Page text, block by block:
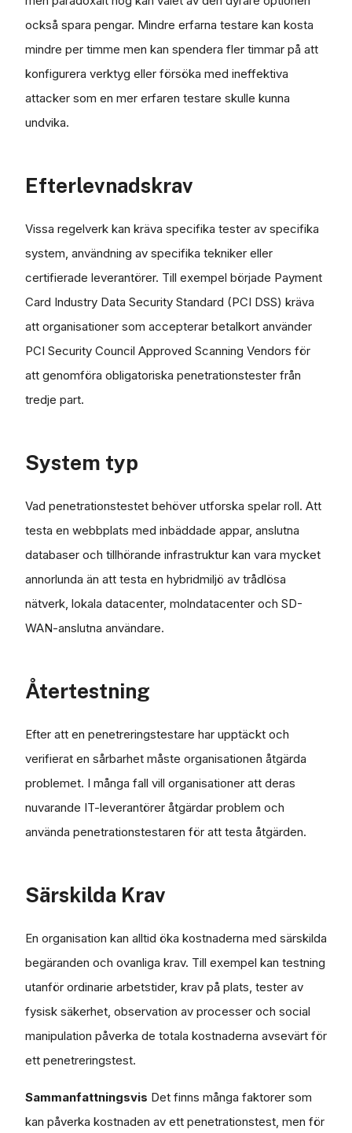
också spara pengar. Mindre erfarna testare kan kosta
mindre per timme men kan spendera fler timmar på att
konfigurera verktyg eller försöka med ineffektiva
attacker som en mer erfaren testare skulle kunna
undvika.
Efterlevnadskrav
Vissa regelverk kan kräva specifika tester av specifika
system, användning av specifika tekniker eller
certifierade leverantörer. Till exempel började Payment
Card Industry Data Security Standard (PCI DSS) kräva
att organisationer som accepterar betalkort använder
PCI Security Council Approved Scanning Vendors för
att genomföra obligatoriska penetrationstester från
tredje part.
System typ
Vad penetrationstestet behöver utforska spelar roll. Att
testa en webbplats med inbäddade appar, anslutna
databaser och tillhörande infrastruktur kan vara mycket
annorlunda än att testa en hybridmiljö av trådlösa
nätverk, lokala datacenter, molndatacenter och SD-
WAN-anslutna användare.
Återtestning
Efter att en penetreringstestare har upptäckt och
verifierat en sårbarhet måste organisationen åtgärda
problemet. I många fall vill organisationer att deras
nuvarande IT-leverantörer åtgärdar problem och
använda penetrationstestaren för att testa åtgärden.
Särskilda Krav
En organisation kan alltid öka kostnaderna med särskilda
begäranden och ovanliga krav. Till exempel kan testning
utanför ordinarie arbetstider, krav på plats, tester av
fysisk säkerhet, observation av processer och social
manipulation påverka de totala kostnaderna avsevärt för
ett penetreringstest.
Sammanfattningsvis Det finns många faktorer som
kan påverka kostnaden av ett penetrationstest, men för